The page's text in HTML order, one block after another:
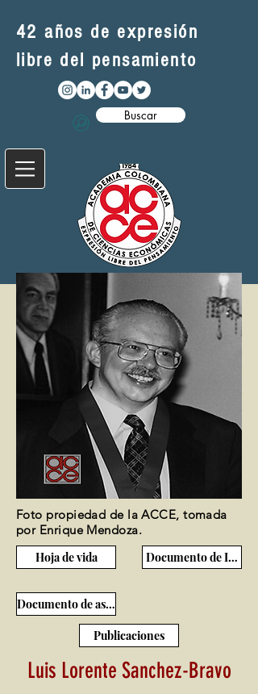
42 años de expresión
libre del pensamiento
Buscar
Foto propiedad de la ACCE, tomada
por Enrique Mendoza.
Hoja de vida
Documento de Ingreso
Documento de ascenso
Publicaciones
Luis Lorente Sanchez-Bravo